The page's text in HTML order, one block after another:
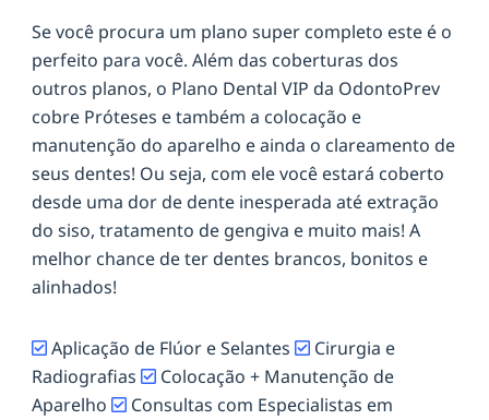
Se você procura um plano super completo este é o
perfeito para você. Além das coberturas dos
outros planos, o Plano Dental VIP da OdontoPrev
cobre Próteses e também a colocação e
manutenção do aparelho e ainda o clareamento de
seus dentes! Ou seja, com ele você estará coberto
desde uma dor de dente inesperada até extração
do siso, tratamento de gengiva e muito mais! A
melhor chance de ter dentes brancos, bonitos e
alinhados!
Aplicação de Flúor e Selantes
Cirurgia e
Radiografias
Colocação + Manutenção de
Aparelho
Consultas com Especialistas em